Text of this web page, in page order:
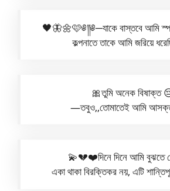
🖤🦋🌼🩷༅༎༅─যাকে বাস্তবে আমি
কল্পনাতে তাকে আমি জরিয়ে
🎀তুমি অনেক বিষাক্ত
—তবুও,,তোমাতেই আমি
💫💔❤️দিনে দিনে আমি বুঝতে
একা থাকা বিরক্তিকর নয়, এটি